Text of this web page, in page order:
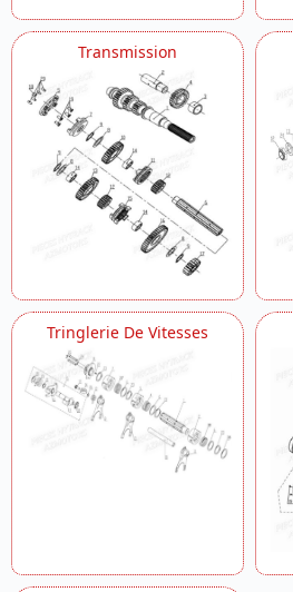
Transmission
Tringlerie De Vitesses